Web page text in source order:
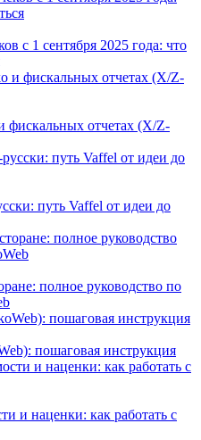
с 1 сентября 2025 года: что
фискальных отчетах (X/Z-
путь Vaffel от идеи до
полное руководство по
пошаговая инструкция
и наценки: как работать с